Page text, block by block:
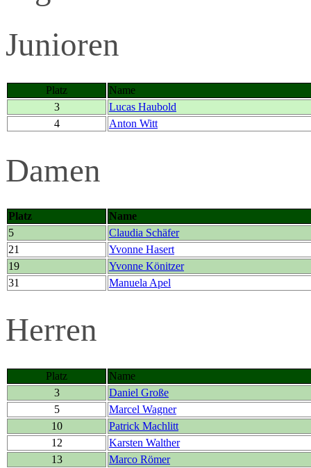
Junioren
Platz
Name
3
Lucas Haubold
4
Anton Witt
Damen
Platz
Name
5
Claudia Schäfer
21
Yvonne Hasert
19
Yvonne Könitzer
31
Manuela Apel
Herren
Platz
Name
3
Daniel Große
5
Marcel Wagner
10
Patrick Machlitt
12
Karsten Walther
13
Marco Römer